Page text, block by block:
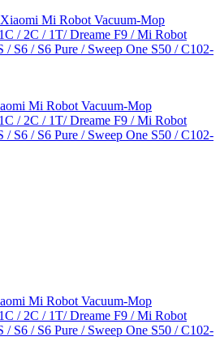
Mi Robot Vacuum-Mop
/ 2C / 1T/ Dreame F9 / Mi Robot
/ S6 / S6 Pure / Sweep One S50 / C102-
Mi Robot Vacuum-Mop
/ 2C / 1T/ Dreame F9 / Mi Robot
/ S6 / S6 Pure / Sweep One S50 / C102-